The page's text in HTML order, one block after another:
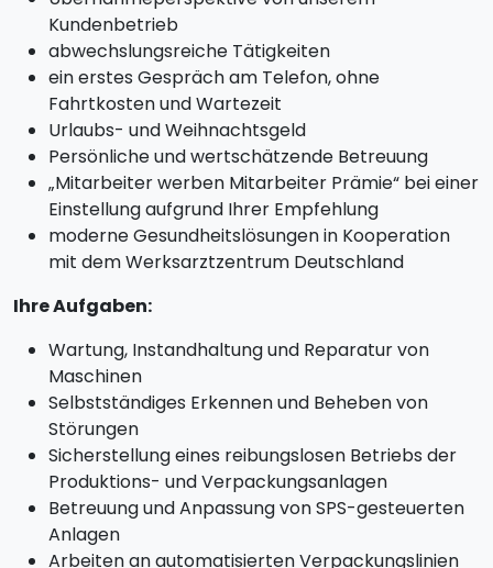
Kundenbetrieb
abwechslungsreiche Tätigkeiten
ein erstes Gespräch am Telefon, ohne
Fahrtkosten und Wartezeit
Urlaubs- und Weihnachtsgeld
Persönliche und wertschätzende Betreuung
„Mitarbeiter werben Mitarbeiter Prämie“ bei einer
Einstellung aufgrund Ihrer Empfehlung
moderne Gesundheitslösungen in Kooperation
mit dem Werksarztzentrum Deutschland
Ihre Aufgaben:
Wartung, Instandhaltung und Reparatur von
Maschinen
Selbstständiges Erkennen und Beheben von
Störungen
Sicherstellung eines reibungslosen Betriebs der
Produktions- und Verpackungsanlagen
Betreuung und Anpassung von SPS-gesteuerten
Anlagen
Arbeiten an automatisierten Verpackungslinien